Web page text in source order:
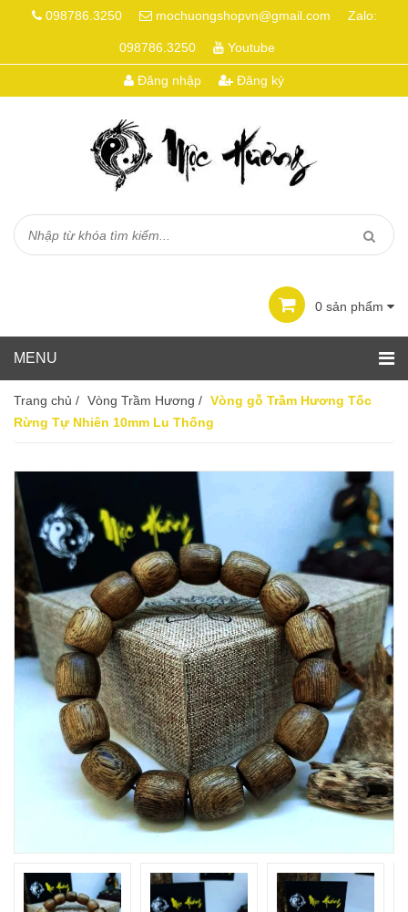
098786.3250 mochuongshopvn@gmail.com Zalo:
098786.3250 Youtube
Đăng nhập Đăng ký
0 sản phẩm
Trang chủ / Vòng Trầm Hương / Vòng gỗ Trầm Hương Tốc
Rừng Tự Nhiên 10mm Lu Thống